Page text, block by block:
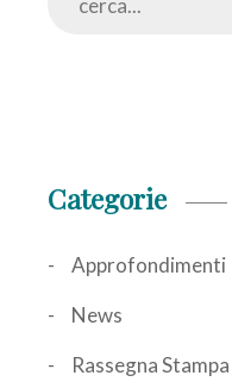
Categorie
Approfondimenti
News
Rassegna Stampa